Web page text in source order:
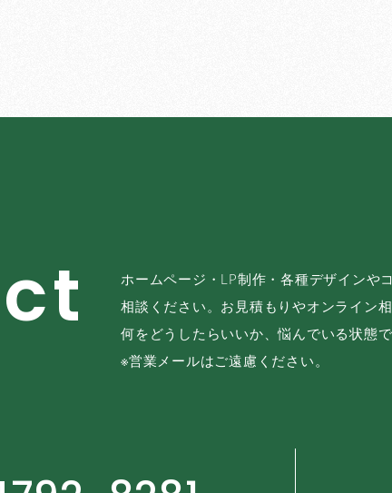
ct
ホームページ・LP制作・各種デザインや
相談ください。お見積もりやオンライン
何をどうしたらいいか、悩んでいる状態
※営業メールはご遠慮ください。